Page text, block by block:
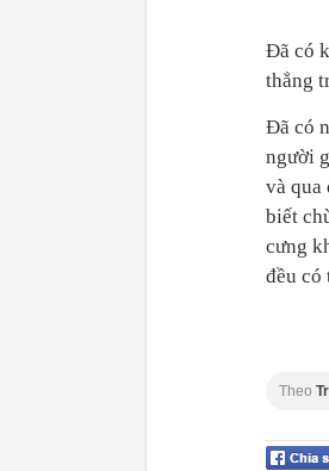
Đã có
thẳng
Đã có
người
và qua
biết
cưng
đều có
Theo